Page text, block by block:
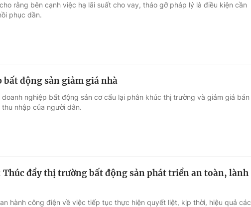
rằng bên cạnh việc hạ lãi suất cho vay, tháo gỡ pháp lý là điều kiện cần
phục dần.
động sản giảm giá nhà
doanh nghiệp bất động sản cơ cấu lại phân khúc thị trường và giảm giá bán
nhập của người dân.
Thúc đẩy thị trường bất động sản phát triển an toàn, lành
hành công điện về việc tiếp tục thực hiện quyết liệt, kịp thời, hiệu quả các